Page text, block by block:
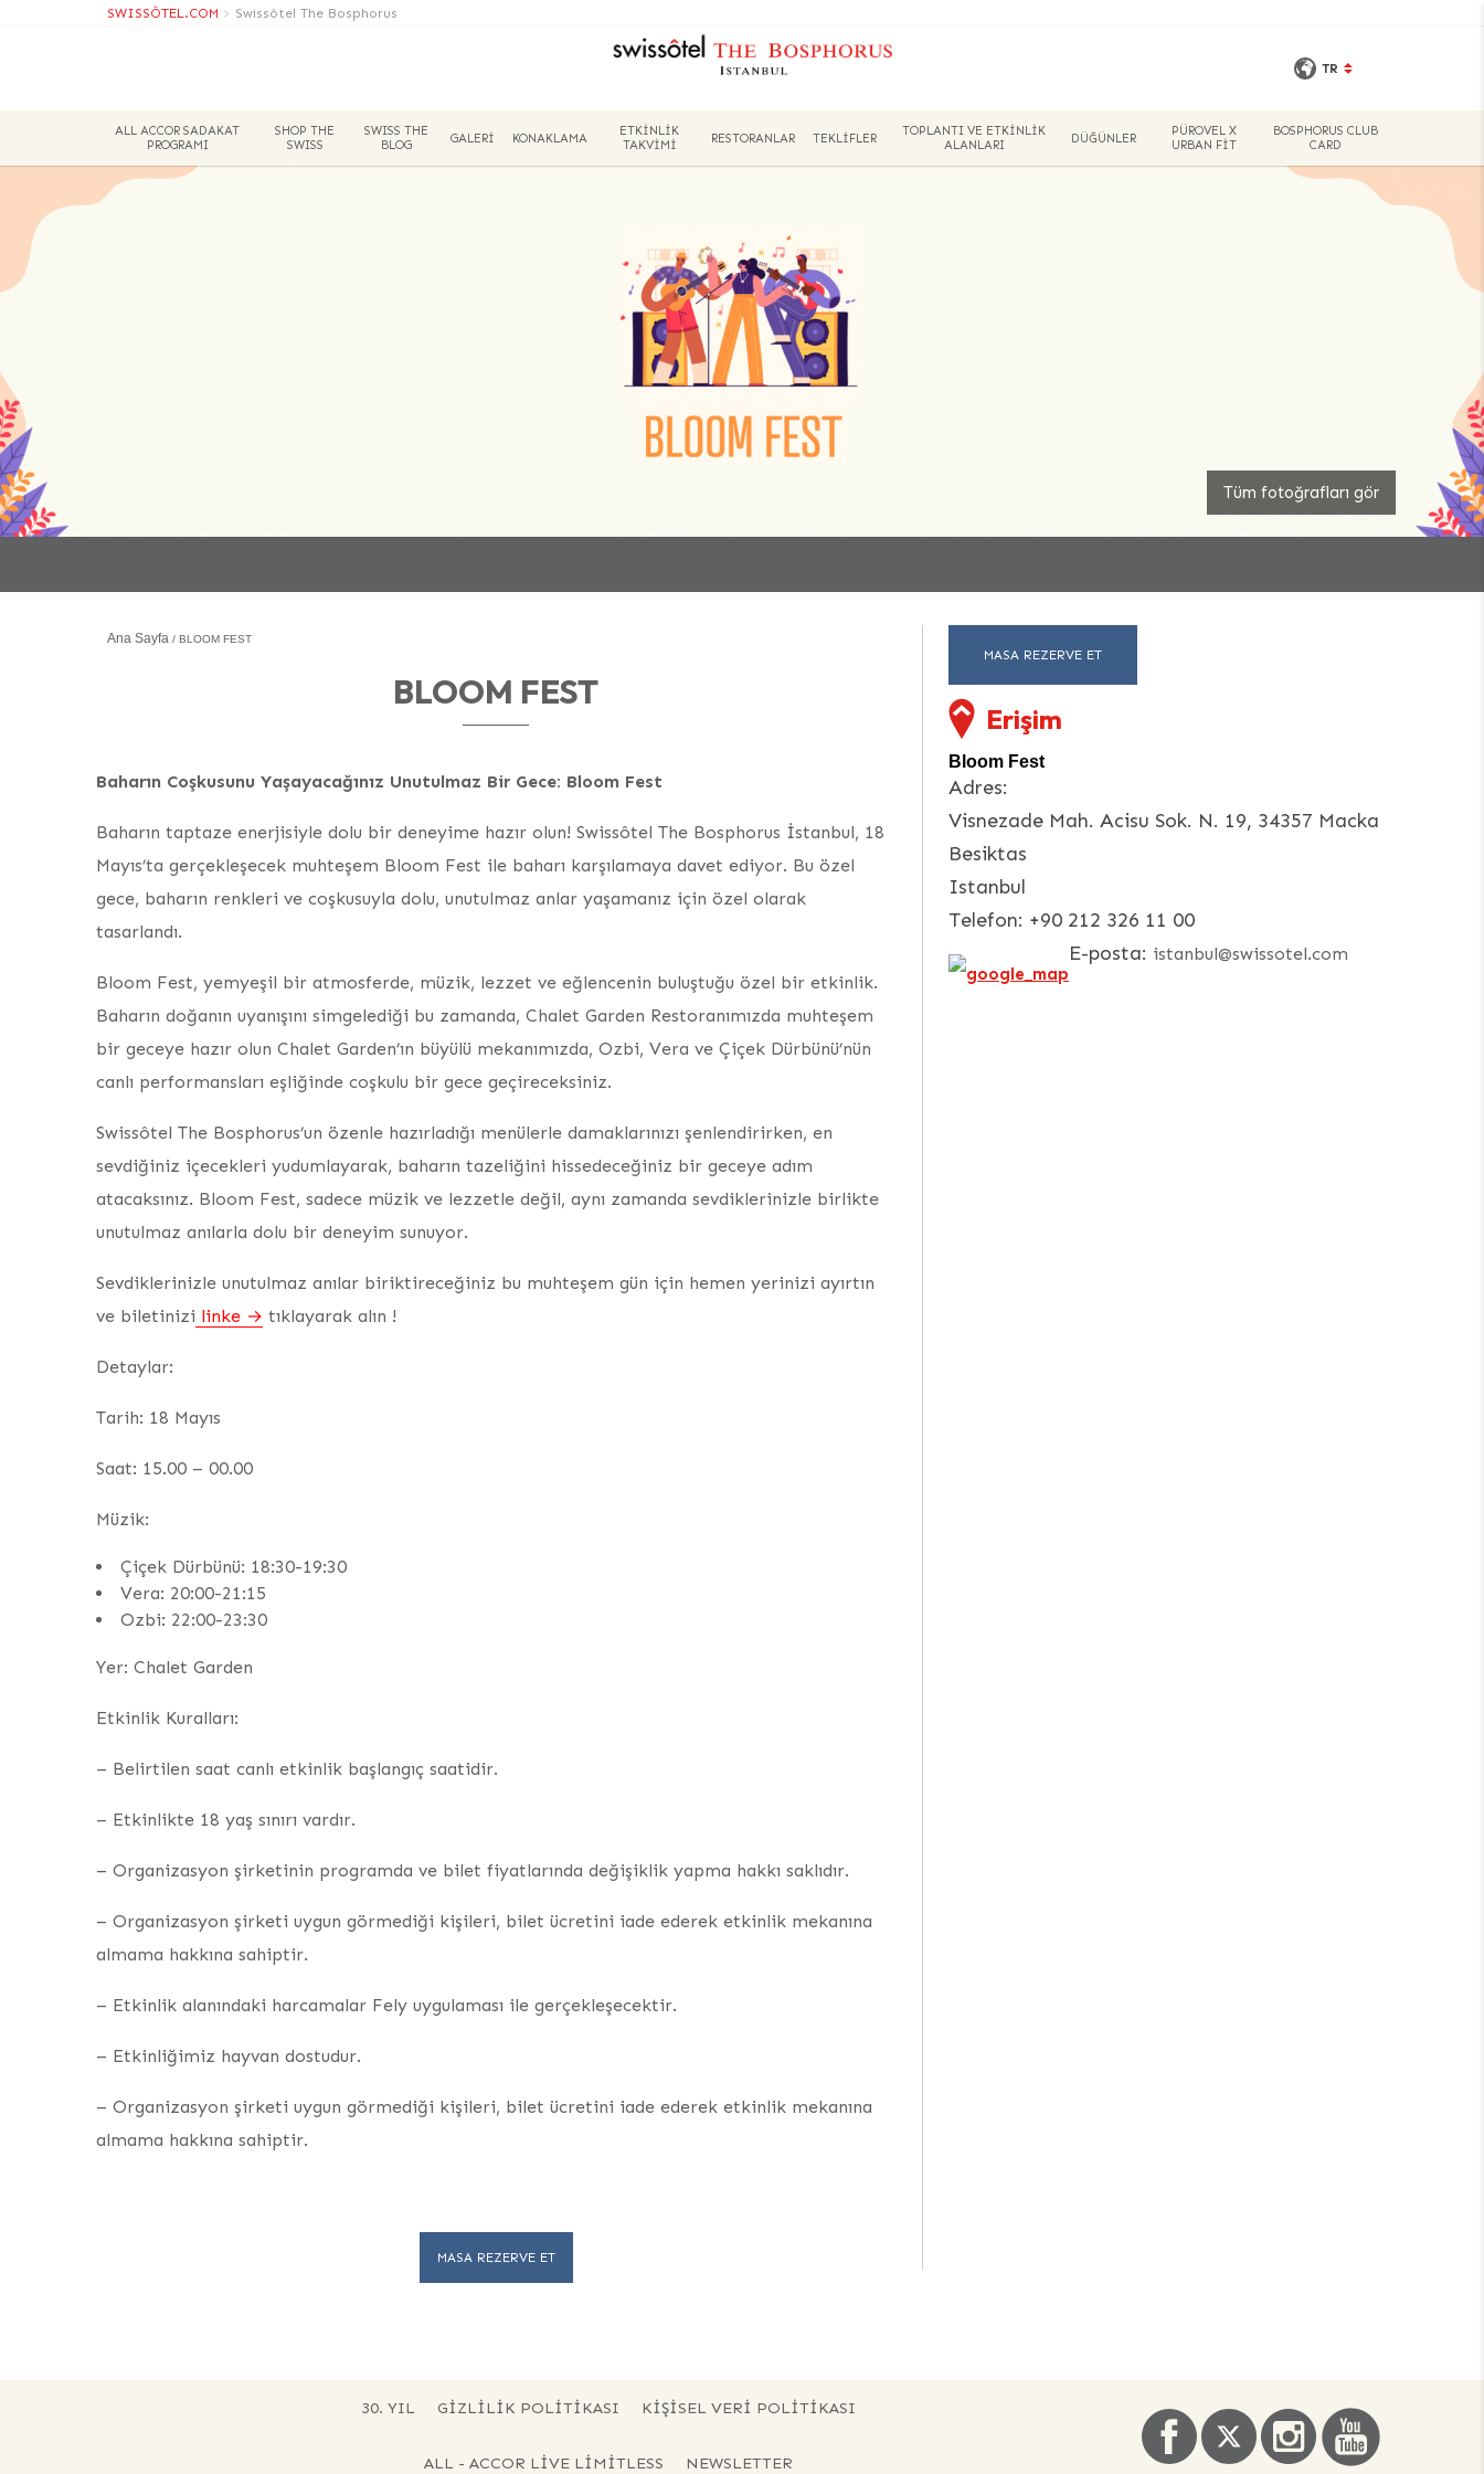
SWISSÔTEL.COM > Swissôtel The Bosphorus
TR
ALL ACCOR SADAKAT
PROGRAMI
SHOP THE
SWISS
SWISS THE
BLOG
GALERİ KONAKLAMA
ETKINLIK
TAKVIMI
RESTORANLAR TEKLIFLER
TOPLANTI VE ETKINLIK
ALANLARI
DÜĞÜNLER
PÜROVEL X
URBAN FIT
BOSPHORUS CLUB
CARD
Tüm fotoğrafları gör
Ana Sayfa BLOOM FEST
BLOOM FEST
Baharın Coşkusunu Yaşayacağınız Unutulmaz Bir Gece: Bloom Fest
Baharın taptaze enerjisiyle dolu bir deneyime hazır olun! Swissôtel The Bosphorus İstanbul, 18
Mayıs’ta gerçekleşecek muhteşem Bloom Fest ile baharı karşılamaya davet ediyor. Bu özel
gece, baharın renkleri ve coşkusuyla dolu, unutulmaz anlar yaşamanız için özel olarak
tasarlandı.
Bloom Fest, yemyeşil bir atmosferde, müzik, lezzet ve eğlencenin buluştuğu özel bir etkinlik.
Baharın doğanın uyanışını simgelediği bu zamanda, Chalet Garden Restoranımızda muhteşem
bir geceye hazır olun Chalet Garden’ın büyülü mekanımızda, Ozbi, Vera ve Çiçek Dürbünü’nün
canlı performansları eşliğinde coşkulu bir gece geçireceksiniz.
Swissôtel The Bosphorus’un özenle hazırladığı menülerle damaklarınızı şenlendirirken, en
sevdiğiniz içecekleri yudumlayarak, baharın tazeliğini hissedeceğiniz bir geceye adım
atacaksınız. Bloom Fest, sadece müzik ve lezzetle değil, aynı zamanda sevdiklerinizle birlikte
unutulmaz anılarla dolu bir deneyim sunuyor.
Sevdiklerinizle unutulmaz anılar biriktireceğiniz bu muhteşem gün için hemen yerinizi ayırtın
ve biletinizi linke tıklayarak alın !
Detaylar:
Tarih: 18 Mayıs
Saat: 15.00 – 00.00
Müzik:
Çiçek Dürbünü: 18:30-19:30
Vera: 20:00-21:15
Ozbi: 22:00-23:30
Yer: Chalet Garden
Etkinlik Kuralları:
– Belirtilen saat canlı etkinlik başlangıç saatidir.
– Etkinlikte 18 yaş sınırı vardır.
– Organizasyon şirketinin programda ve bilet fiyatlarında değişiklik yapma hakkı saklıdır.
– Organizasyon şirketi uygun görmediği kişileri, bilet ücretini iade ederek etkinlik mekanına
almama hakkına sahiptir.
– Etkinlik alanındaki harcamalar Fely uygulaması ile gerçekleşecektir.
– Etkinliğimiz hayvan dostudur.
– Organizasyon şirketi uygun görmediği kişileri, bilet ücretini iade ederek etkinlik mekanına
almama hakkına sahiptir.
MASA REZERVE ET
MASA REZERVE ET
Erişim
Bloom Fest
Adres:
Visnezade Mah. Acisu Sok. N. 19, 34357 Macka
Besiktas
Istanbul
Telefon: +90 212 326 11 00
E-posta: istanbul@swissotel.com
30. YIL GIZLILIK POLITIKASI KIŞISEL VERI POLITIKASI
ALL - ACCOR LIVE LIMITLESS NEWSLETTER